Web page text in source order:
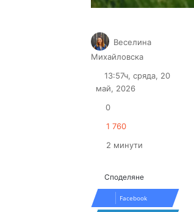
Веселина
Михайловска
X
email
13:57ч, сряда, 20
май, 2026
0
1 760
2 минути
Споделяне
Facebook